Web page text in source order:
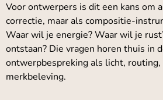
Voor ontwerpers is dit een kans om
correctie, maar als compositie-
Waar wil je energie? Waar wil je
ontstaan? Die vragen horen thuis in
ontwerpbespreking als licht, routing,
merkbeleving.